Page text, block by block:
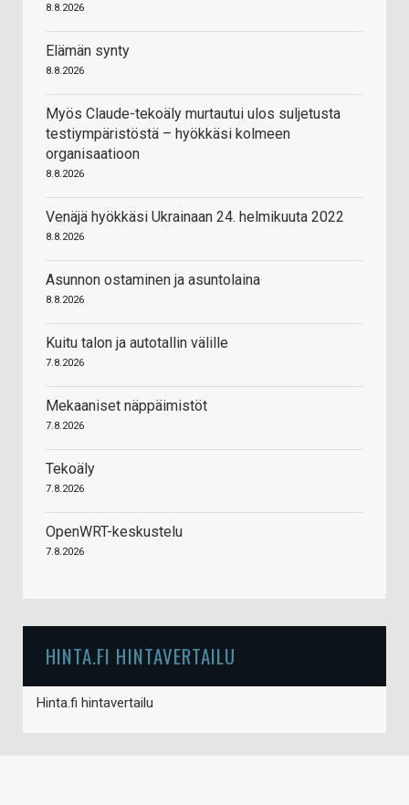
8.8.2026
Elämän synty
8.8.2026
Myös Claude-tekoäly murtautui ulos suljetusta
testiympäristöstä – hyökkäsi kolmeen
organisaatioon
8.8.2026
Venäjä hyökkäsi Ukrainaan 24. helmikuuta 2022
8.8.2026
Asunnon ostaminen ja asuntolaina
8.8.2026
Kuitu talon ja autotallin välille
7.8.2026
Mekaaniset näppäimistöt
7.8.2026
Tekoäly
7.8.2026
OpenWRT-keskustelu
7.8.2026
HINTA.FI HINTAVERTAILU
Hinta.fi hintavertailu